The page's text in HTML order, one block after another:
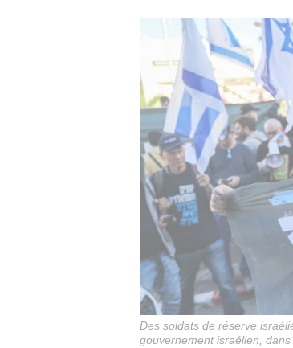
Des soldats de réserve
gouvernement israélien,